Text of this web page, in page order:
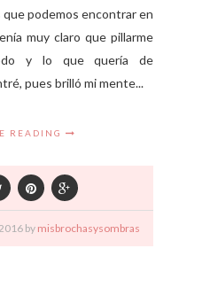
podemos encontrar en
muy claro que pillarme
y lo que quería de
pues brilló mi mente...
READING
by misbrochasysombras